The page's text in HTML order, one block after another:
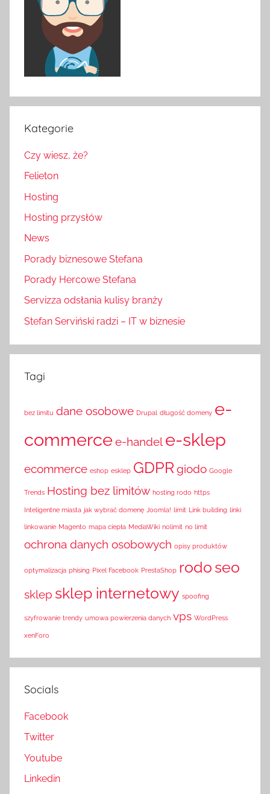
Kategorie
Czy wiesz, że?
Felieton
Hosting
Hosting przysłów
News
Porady biznesowe Stefana
Porady Hercowe Stefana
Servizza odsłania kulisy branży
Stefan Serviński radzi – IT w biznesie
Tagi
bez limitu dane osobowe Drupal długość domeny e-
commercee-handel e-sklep
ecommerce eshop esklep GDPRgiodo Google
Trends Hosting bez limitów hosting rodo https
Inteligentne miasta jak wybrać domenę Joomla! limit Link building linki
linkowanie Magento mapa ciepła MediaWiki nolimit no limit
ochrona danych osobowych opisy produktów
optymalizacja phising Pixel Facebook PrestaShop rodo seo
sklep sklep internetowy spoofing
szyfrowanie trendy umowa powierzenia danych vps WordPress
xenForo
Socials
Facebook
Twitter
Youtube
Linkedin